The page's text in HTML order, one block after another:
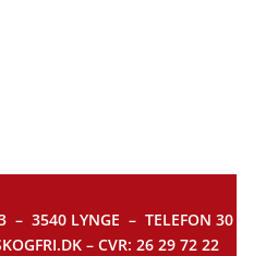
– 3540 LYNGE – TELEFON 30
– CVR: 26 29 72 22